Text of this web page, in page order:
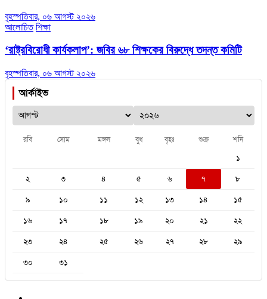
বৃহস্পতিবার, ০৬ আগস্ট ২০২৬
আলোচিত শিক্ষা
‘রাষ্ট্রবিরোধী কার্যকলাপ’: জবির ৬৮ শিক্ষকের বিরুদ্ধে তদন্ত কমিটি
বৃহস্পতিবার, ০৬ আগস্ট ২০২৬
আর্কাইভ
রবি সোম মঙ্গল বুধ বৃহঃ শুক্র শনি
১
২
৩ ৪ ৫ ৬ ৭
৮
৯
১০ ১১ ১২ ১৩ ১৪
১৫
১৬
১৭ ১৮ ১৯ ২০ ২১
২২
২৩
২৪ ২৫ ২৬ ২৭ ২৮
২৯
৩০
৩১